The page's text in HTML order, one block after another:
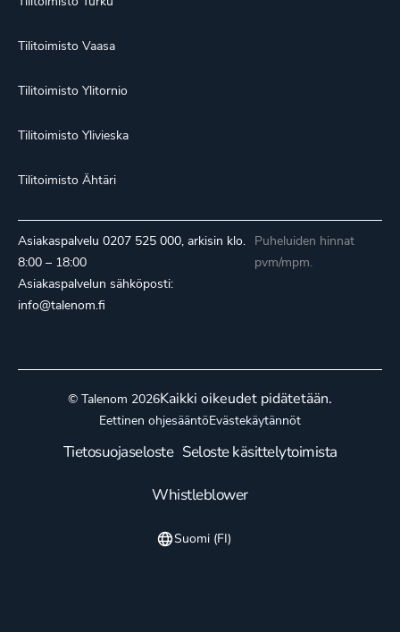
Tilitoimisto Vaasa
Tilitoimisto Ylitornio
Tilitoimisto Ylivieska
Tilitoimisto Ähtäri
Asiakaspalvelu 0207 525 000, arkisin klo.
8:00 – 18:00
Asiakaspalvelun sähköposti:
info@talenom.fi
Puheluiden hinnat
pvm/mpm.
© Talenom 2026Kaikki oikeudet pidätetään.
Eettinen ohjesääntöEvästekäytännöt
Tietosuojaseloste Seloste käsittelytoimista
Whistleblower
Suomi (FI)